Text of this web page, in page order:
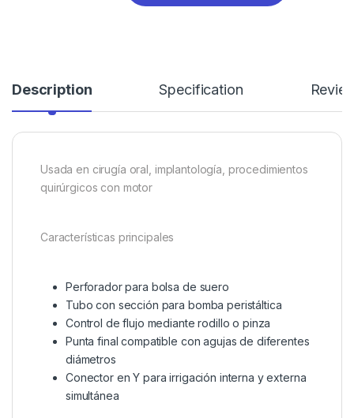
Description Specification
Usada en cirugía oral, implantología, procedimientos
quirúrgicos con motor
Características principales
Perforador para bolsa de suero
Tubo con sección para bomba peristáltica
Control de flujo mediante rodillo o pinza
Punta final compatible con agujas de diferentes
diámetros
Conector en Y para irrigación interna y externa
simultánea